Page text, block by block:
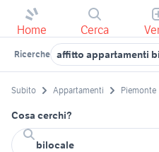
Home Cerca
Ricerche affitto appartamenti
Subito Appartamenti Piemonte
Cosa cerchi?